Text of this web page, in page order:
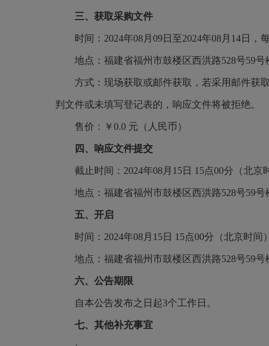
三、获取采购文件
时间： 2024年08月09日至2024年08月14日，
地点：福建省福州市鼓楼区西洪路528号59号
方式：现场获取或邮件获取，若采用邮件获
判文件或未填写登记表的，响应文件将被拒绝。
售价：￥0.0 元（人民币）
四、响应文件提交
截止时间： 2024年08月15日 15点00分（北京
地点：福建省福州市鼓楼区西洪路528号59号
五、开启
时间： 2024年08月15日 15点00分（北京时间）
地点：福建省福州市鼓楼区西洪路528号59号
六、公告期限
自本公告发布之日起3个工作日。
七、其他补充事宜